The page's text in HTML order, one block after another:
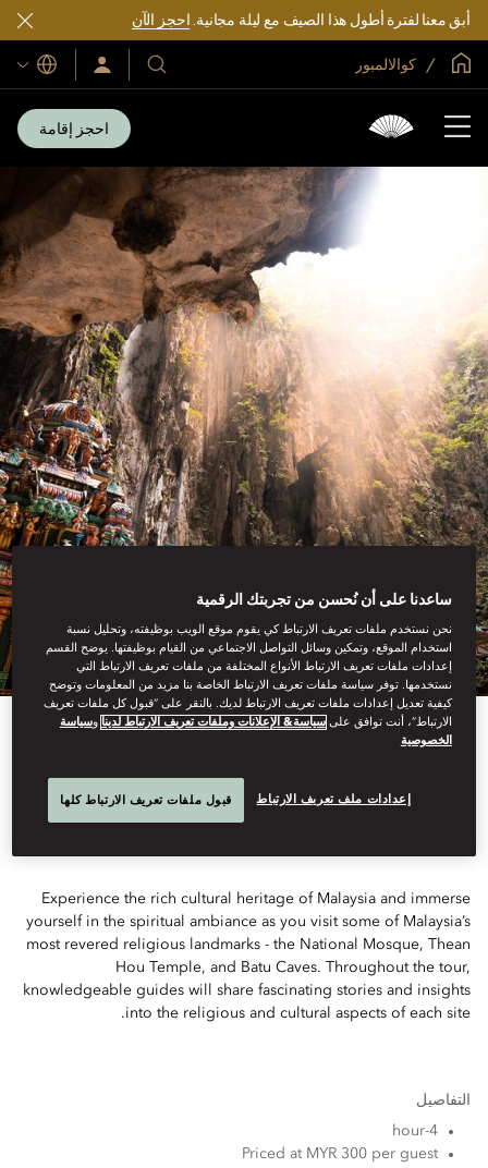
أبق معنا لفترة أطول هذا الصيف مع ليلة مجانية.احجز الآن
الصفحة الرئيسية العالمية
كوالالمبور
فنادقنا
ومنتجعاتنا
سجّل
الدخول/
اللغات
احجز إقامة
SACRED STEPS TOUR
Experience the rich cultural heritage of Malaysia and immerse
yourself in the spiritual ambiance as you visit some of Malaysia’s
most revered religious landmarks - the National Mosque, Thean
Hou Temple, and Batu Caves. Throughout the tour,
knowledgeable guides will share fascinating stories and insights
into the religious and cultural aspects of each site.
التفاصيل
4-hour
Priced at MYR 300 per guest
ساعدنا على أن نُحسن من تجربتك الرقمية
نحن نستخدم ملفات تعريف الارتباط كي يقوم موقع الويب بوظيفته، وتحليل نسبة
استخدام الموقع، وتمكين وسائل التواصل الاجتماعي من القيام بوظيفتها. يوضح القسم
إعدادات ملفات تعريف الارتباط الأنواع المختلفة من ملفات تعريف الارتباط التي
نستخدمها. توفر سياسة ملفات تعريف الارتباط الخاصة بنا مزيد من المعلومات وتوضح
كيفية تعديل إعدادات ملفات تعريف الارتباط لديك. بالنقر على “قبول كل ملفات تعريف
الارتباط”، أنت توافق علىسياسة& الإعلانات وملفات تعريف الارتباط لدينا وسياسة
الخصوصية
إعدادات ملف تعريف الارتباط قبول ملفات تعريف الارتباط كلها